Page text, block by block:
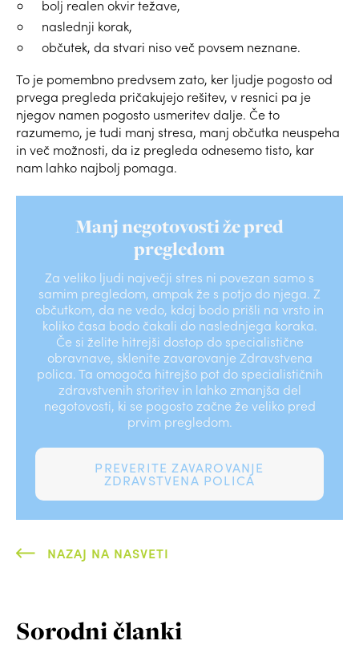
bolj realen okvir težave,
naslednji korak,
občutek, da stvari niso več povsem neznane.
To je pomembno predvsem zato, ker ljudje pogosto od
prvega pregleda pričakujejo rešitev, v resnici pa je
njegov namen pogosto usmeritev dalje. Če to
razumemo, je tudi manj stresa, manj občutka neuspeha
in več možnosti, da iz pregleda odnesemo tisto, kar
nam lahko najbolj pomaga.
Manj negotovosti že pred
pregledom
Za veliko ljudi največji stres ni povezan samo s
samim pregledom, ampak že s potjo do njega. Z
občutkom, da ne vedo, kdaj bodo prišli na vrsto in
koliko časa bodo čakali do naslednjega koraka.
Če si želite hitrejši dostop do specialistične
obravnave, sklenite zavarovanje Zdravstvena
polica. Ta omogoča hitrejšo pot do specialističnih
zdravstvenih storitev in lahko zmanjša del
negotovosti, ki se pogosto začne že veliko pred
prvim pregledom.
PREVERITE ZAVAROVANJE
ZDRAVSTVENA POLICA
NAZAJ NA NASVETI
Sorodni članki